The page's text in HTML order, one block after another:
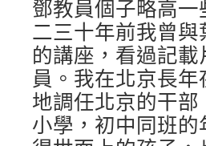
鄧教員個子略高
二三十年前我曾
的講座，看過記
員。我在北京長
地調任北京的干
小學，初中同班